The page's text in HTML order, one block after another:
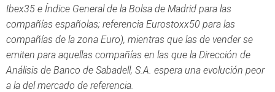
Ibex35 e Índice General de la Bolsa de Madrid para las
compañías españolas; referencia Eurostoxx50 para las
compañías de la zona Euro), mientras que las de vender se
emiten para aquellas compañías en las que la Dirección de
Análisis de Banco de Sabadell, S.A. espera una evolución peor
a la del mercado de referencia.